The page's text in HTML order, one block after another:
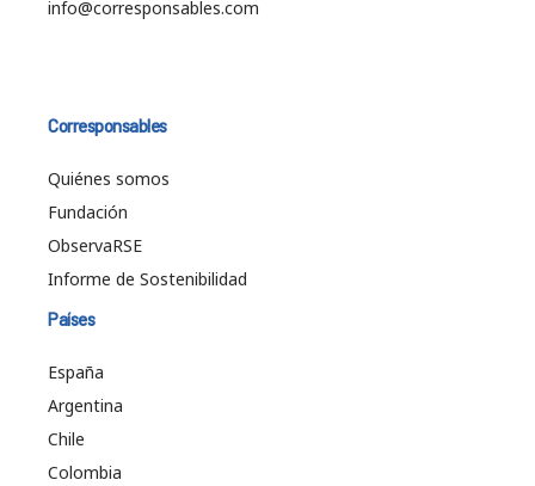
info@corresponsables.com
Corresponsables
Quiénes somos
Fundación
ObservaRSE
Informe de Sostenibilidad
Países
España
Argentina
Chile
Colombia